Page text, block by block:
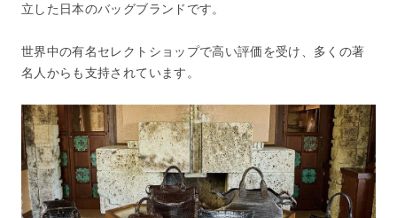
立した日本のバッグブランドです。
世界中の有名セレクトショップで高い評価を受け、多くの著
名人からも支持されています。